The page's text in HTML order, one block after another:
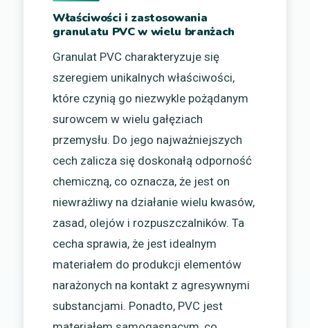
Właściwości i zastosowania
granulatu PVC w wielu branżach
Granulat PVC charakteryzuje się
szeregiem unikalnych właściwości,
które czynią go niezwykle pożądanym
surowcem w wielu gałęziach
przemysłu. Do jego najważniejszych
cech zalicza się doskonałą odporność
chemiczną, co oznacza, że jest on
niewrażliwy na działanie wielu kwasów,
zasad, olejów i rozpuszczalników. Ta
cecha sprawia, że jest idealnym
materiałem do produkcji elementów
narażonych na kontakt z agresywnymi
substancjami. Ponadto, PVC jest